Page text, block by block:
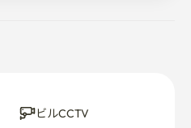
は絶対に禁止されていま
ォンの過料が科されま
います）
ない場合は、費用が発生す
ビルCCTV